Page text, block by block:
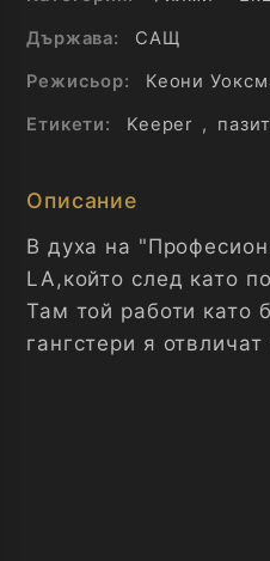
Държава:
САЩ
Режисьор:
Кеони
Етикети:
Keeper ,
Описание
В духа на
LA,който след като
Там той работи като
гангстери я